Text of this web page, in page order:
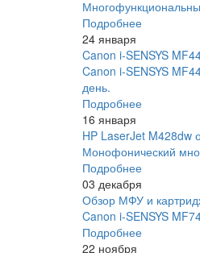
Подробнее
24 января
Canon i-SENSYS
Canon i-SENSYS
день.
Подробнее
16 января
HP LaserJet M428dw
Монофонический
Подробнее
03 декабря
Обзор МФУ и
Canon i-SENSYS
Подробнее
22 ноября